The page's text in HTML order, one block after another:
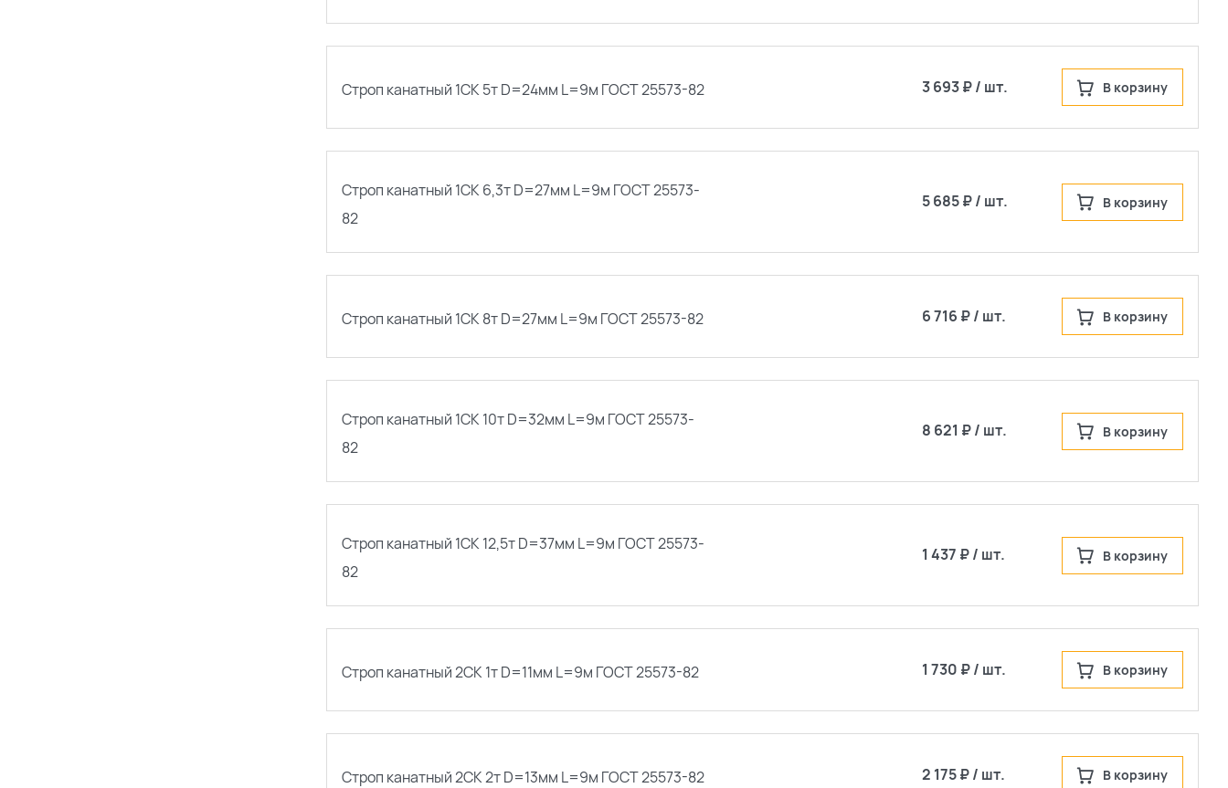
Строп канатный 1СК 5т D=24мм L=9м ГОСТ 25573-82 3 693 ₽ / шт. В корзину
Строп канатный 1СК 6,3т D=27мм L=9м ГОСТ 25573-
82
5 685 ₽ / шт. В корзину
Строп канатный 1СК 8т D=27мм L=9м ГОСТ 25573-82 6 716 ₽ / шт. В корзину
Строп канатный 1СК 10т D=32мм L=9м ГОСТ 25573-
82
8 621 ₽ / шт. В корзину
Строп канатный 1СК 12,5т D=37мм L=9м ГОСТ 25573-
82
1 437 ₽ / шт. В корзину
Строп канатный 2СК 1т D=11мм L=9м ГОСТ 25573-82 1 730 ₽ / шт. В корзину
Строп канатный 2СК 2т D=13мм L=9м ГОСТ 25573-82 2 175 ₽ / шт. В корзину